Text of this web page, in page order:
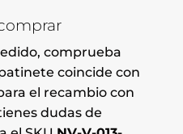
comprueba
coincide con
el recambio con
dudas de